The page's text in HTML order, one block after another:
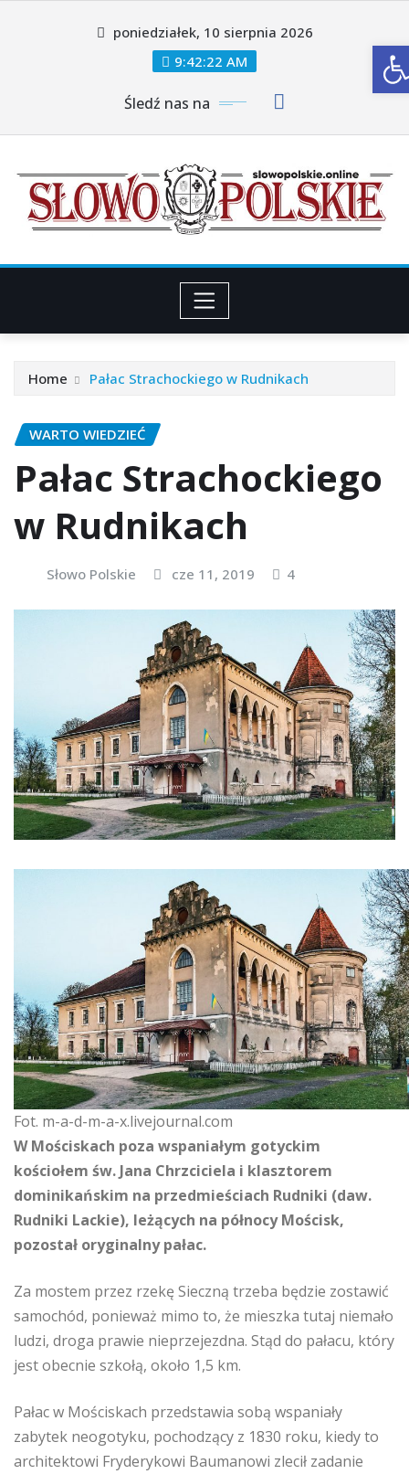
poniedziałek, 10 sierpnia 2026
9:42:24 AM
Śledź nas na
Home Pałac Strachockiego w Rudnikach
WARTO WIEDZIEĆ
Pałac Strachockiego
w Rudnikach
Słowo Polskie cze 11, 2019 4
Fot. m-a-d-m-a-x.livejournal.com
W Mościskach poza wspaniałym gotyckim
kościołem św. Jana Chrzciciela i klasztorem
dominikańskim na przedmieściach Rudniki (daw.
Rudniki Lackie), leżących na północy Mościsk,
pozostał oryginalny pałac.
Za mostem przez rzekę Sieczną trzeba będzie zostawić
samochód, ponieważ mimo to, że mieszka tutaj niemało
ludzi, droga prawie nieprzejezdna. Stąd do pałacu, który
jest obecnie szkołą, około 1,5 km.
Pałac w Mościskach przedstawia sobą wspaniały
zabytek neogotyku, pochodzący z 1830 roku, kiedy to
architektowi Fryderykowi Baumanowi zlecił zadanie